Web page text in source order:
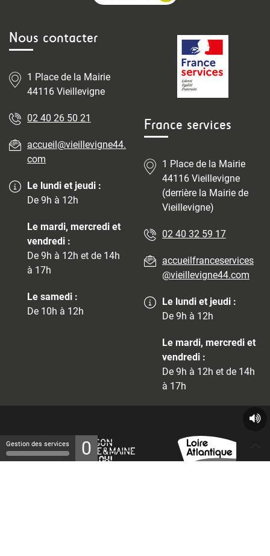
Nous contacter
1 Place de la Mairie
44116 Vieillevigne
02 40 26 50 21
accueil@vieillevigne44.
com
Le lundi et jeudi :
De 9h à 12h
Le mardi, mercredi et
vendredi :
De 9h à 12h et de 14h
à 17h
Le samedi :
De 10h à 12h
France services
1 Place de la Mairie
44116 Vieillevigne
(derrière la Mairie de
Vieillevigne)
02 40 32 59 17
accueilfranceservices
@vieillevigne44.com
Le lundi et jeudi :
De 9h à 12h
Le mardi, mercredi et
vendredi :
De 9h à 12h et de 14h
à 17h
Gestion des services 0